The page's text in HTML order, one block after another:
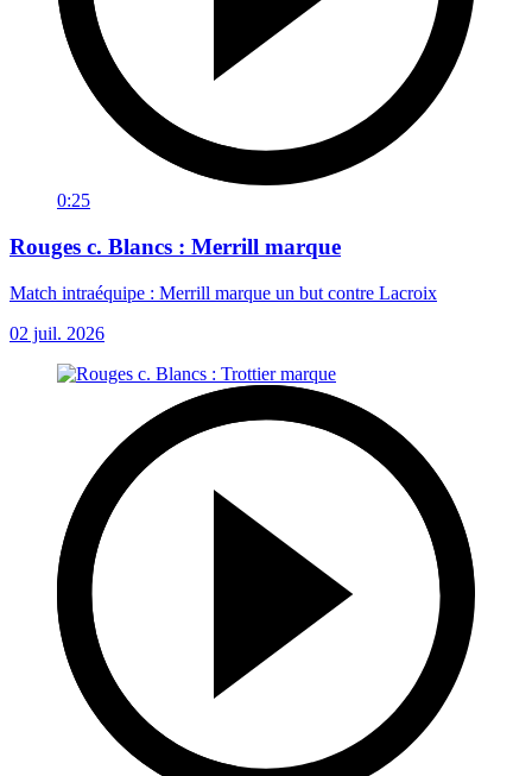
0:25
Rouges c. Blancs : Merrill marque
Match intraéquipe : Merrill marque un but contre Lacroix
02 juil. 2026